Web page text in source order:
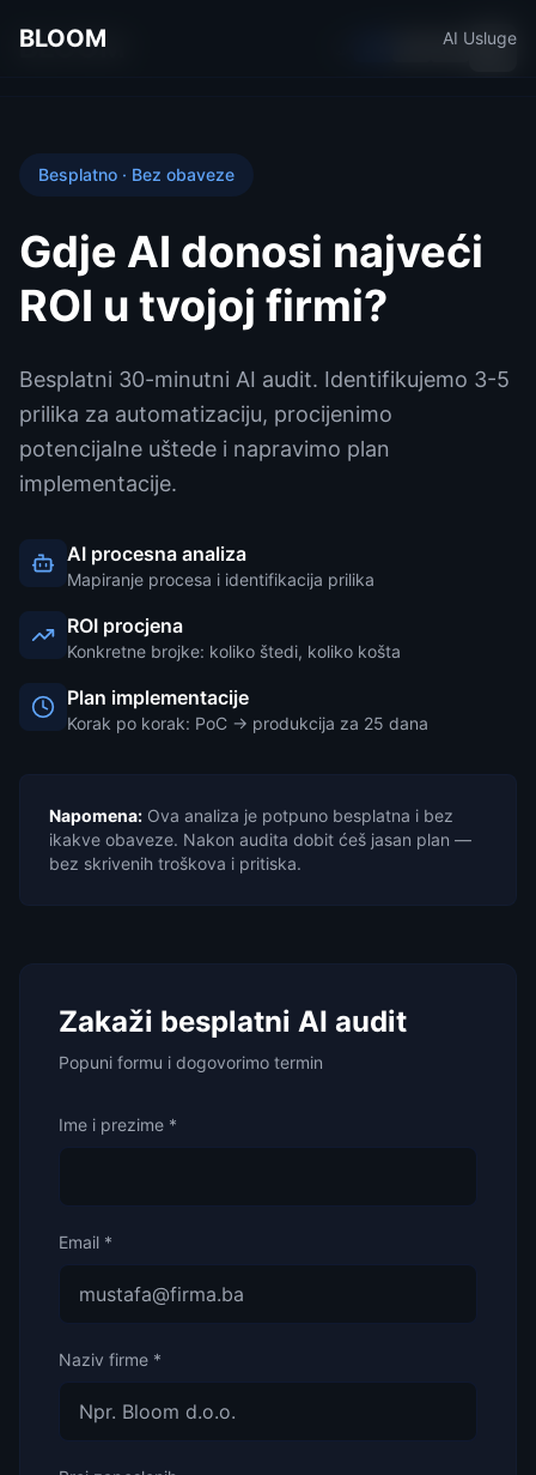
BLOOM DE
About
Units
→AI
Blog
Careers
BLOOM AI Usluge
Besplatno · Bez obaveze
Gdje AI donosi najveći
ROI u tvojoj firmi?
Besplatni 30-minutni AI audit. Identifikujemo 3-5
prilika za automatizaciju, procijenimo
potencijalne uštede i napravimo plan
implementacije.
AI procesna analiza
Mapiranje procesa i identifikacija prilika
ROI procjena
Konkretne brojke: koliko štedi, koliko košta
Plan implementacije
Korak po korak: PoC → produkcija za 25 dana
Napomena: Ova analiza je potpuno besplatna i bez
ikakve obaveze. Nakon audita dobit ćeš jasan plan —
bez skrivenih troškova i pritiska.
Zakaži besplatni AI audit
Popuni formu i dogovorimo termin
Ime i prezime *
Email *
Naziv firme *